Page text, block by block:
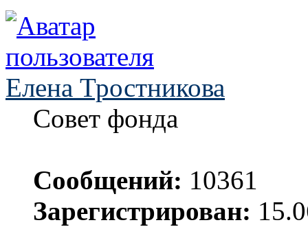
Елена Тростникова
Совет фонда
Сообщений: 10361
Зарегистрирован: